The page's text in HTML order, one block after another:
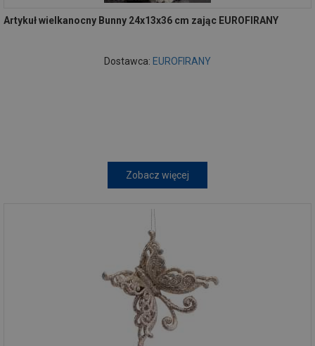
Artykuł wielkanocny Bunny 24x13x36 cm zając EUROFIRANY
Dostawca: EUROFIRANY
Zobacz więcej